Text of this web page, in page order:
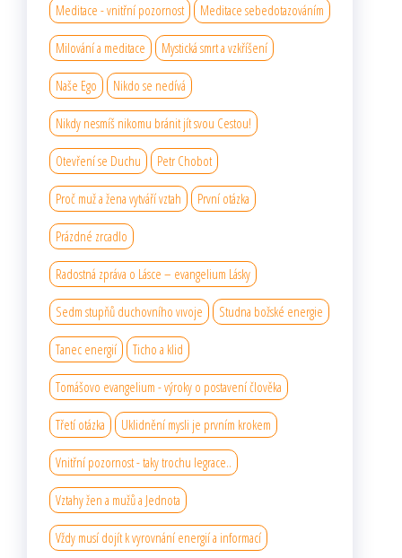
Meditace - vnitřní pozornost Meditace sebedotazováním
Milování a meditace Mystická smrt a vzkříšení
Naše Ego Nikdo se nedívá
Nikdy nesmíš nikomu bránit jít svou Cestou!
Otevření se Duchu Petr Chobot
Proč muž a žena vytváří vztah První otázka
Prázdné zrcadlo
Radostná zpráva o Lásce – evangelium Lásky
Sedm stupňů duchovního vıvoje Studna božské energie
Tanec energií Ticho a klid
Tomášovo evangelium - výroky o postavení člověka
Třetí otázka Uklidnění mysli je prvním krokem
Vnitřní pozornost - taky trochu legrace..
Vztahy žen a mužů a Jednota
Vždy musí dojít k vyrovnání energií a informací